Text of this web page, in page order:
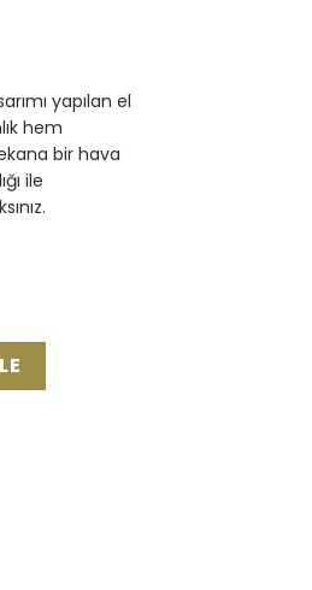
yapılan el
hem
bir hava
ile